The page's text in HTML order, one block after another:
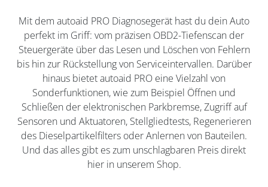
Mit dem autoaid PRO Diagnosegerät hast du dein Auto
perfekt im Griff: vom präzisen OBD2-Tiefenscan der
Steuergeräte über das Lesen und Löschen von Fehlern
bis hin zur Rückstellung von Serviceintervallen. Darüber
hinaus bietet autoaid PRO eine Vielzahl von
Sonderfunktionen, wie zum Beispiel Öffnen und
Schließen der elektronischen Parkbremse, Zugriff auf
Sensoren und Aktuatoren, Stellgliedtests, Regenerieren
des Dieselpartikelfilters oder Anlernen von Bauteilen.
Und das alles gibt es zum unschlagbaren Preis direkt
hier in unserem Shop.